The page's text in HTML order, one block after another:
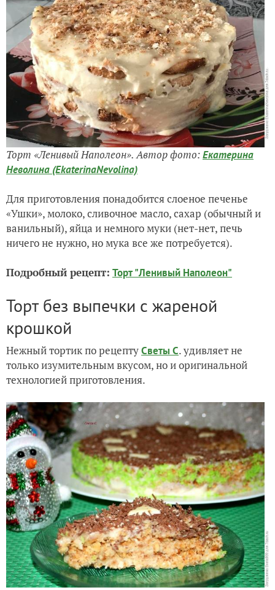
Торт «Ленивый Наполеон». Автор фото:Екатерина
Неволина (EkaterinaNevolina)
Для приготовления понадобится слоеное печенье
«Ушки», молоко, сливочное масло, сахар (обычный и
ванильный), яйца и немного муки (нет-нет, печь
ничего не нужно, но мука все же потребуется).
Подробный рецепт: Торт "Ленивый Наполеон"
Торт без выпечки с жареной
крошкой
Нежный тортик по рецептуСветы С. удивляет не
только изумительным вкусом, но и оригинальной
технологией приготовления.